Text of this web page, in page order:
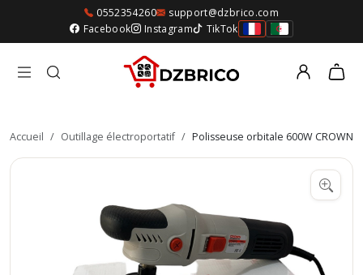
0552354260
support@dzbrico.com
Facebook
Instagram TikTok
Accueil / Outillage électroportatif / Polisseuse orbitale 600W CROWN